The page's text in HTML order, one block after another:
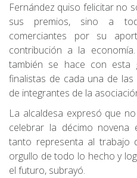
Fernández quiso felicitar no
sus premios, sino a
comerciantes por su
contribución a la
también se hace con
finalistas de cada una de
de integrantes de la
La alcaldesa expresó que
celebrar la décimo novena
tanto representa al trabajo
orgullo de todo lo hecho y
el futuro, subrayó.